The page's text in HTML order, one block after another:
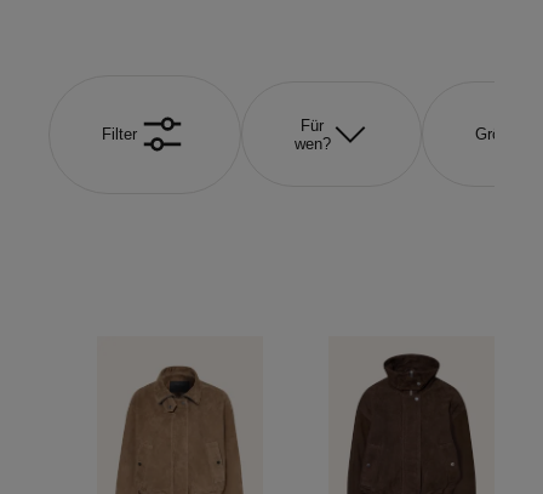
Filter
Für
wen?
Größe